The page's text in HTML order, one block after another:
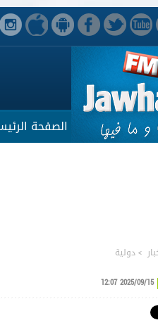
الصفحة
>دولية
2025/09/15 12:07